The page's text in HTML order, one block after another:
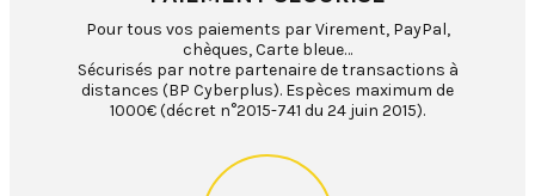
Pour tous vos paiements par Virement, PayPal,
chèques, Carte bleue…
Sécurisés par notre partenaire de transactions à
distances (BP Cyberplus). Espèces maximum de
1000€ (décret n°2015-741 du 24 juin 2015).